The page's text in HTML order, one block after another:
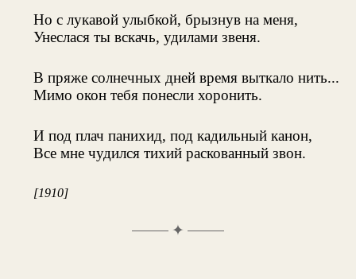
Но с лукавой улыбкой, брызнув на меня,
Унеслася ты вскачь, удилами звеня.
В пряже солнечных дней время выткало нить...
Мимо окон тебя понесли хоронить.
И под плач панихид, под кадильный канон,
Все мне чудился тихий раскованный звон.
[1910]
✦